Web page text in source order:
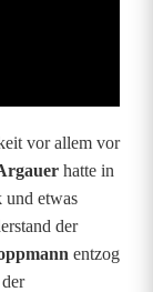
vor allem vor
hatte in
und etwas
der
entzog